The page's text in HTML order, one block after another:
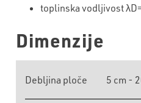
toplinska vodljivost
Dimenzije
Debljina ploče 5 cm -